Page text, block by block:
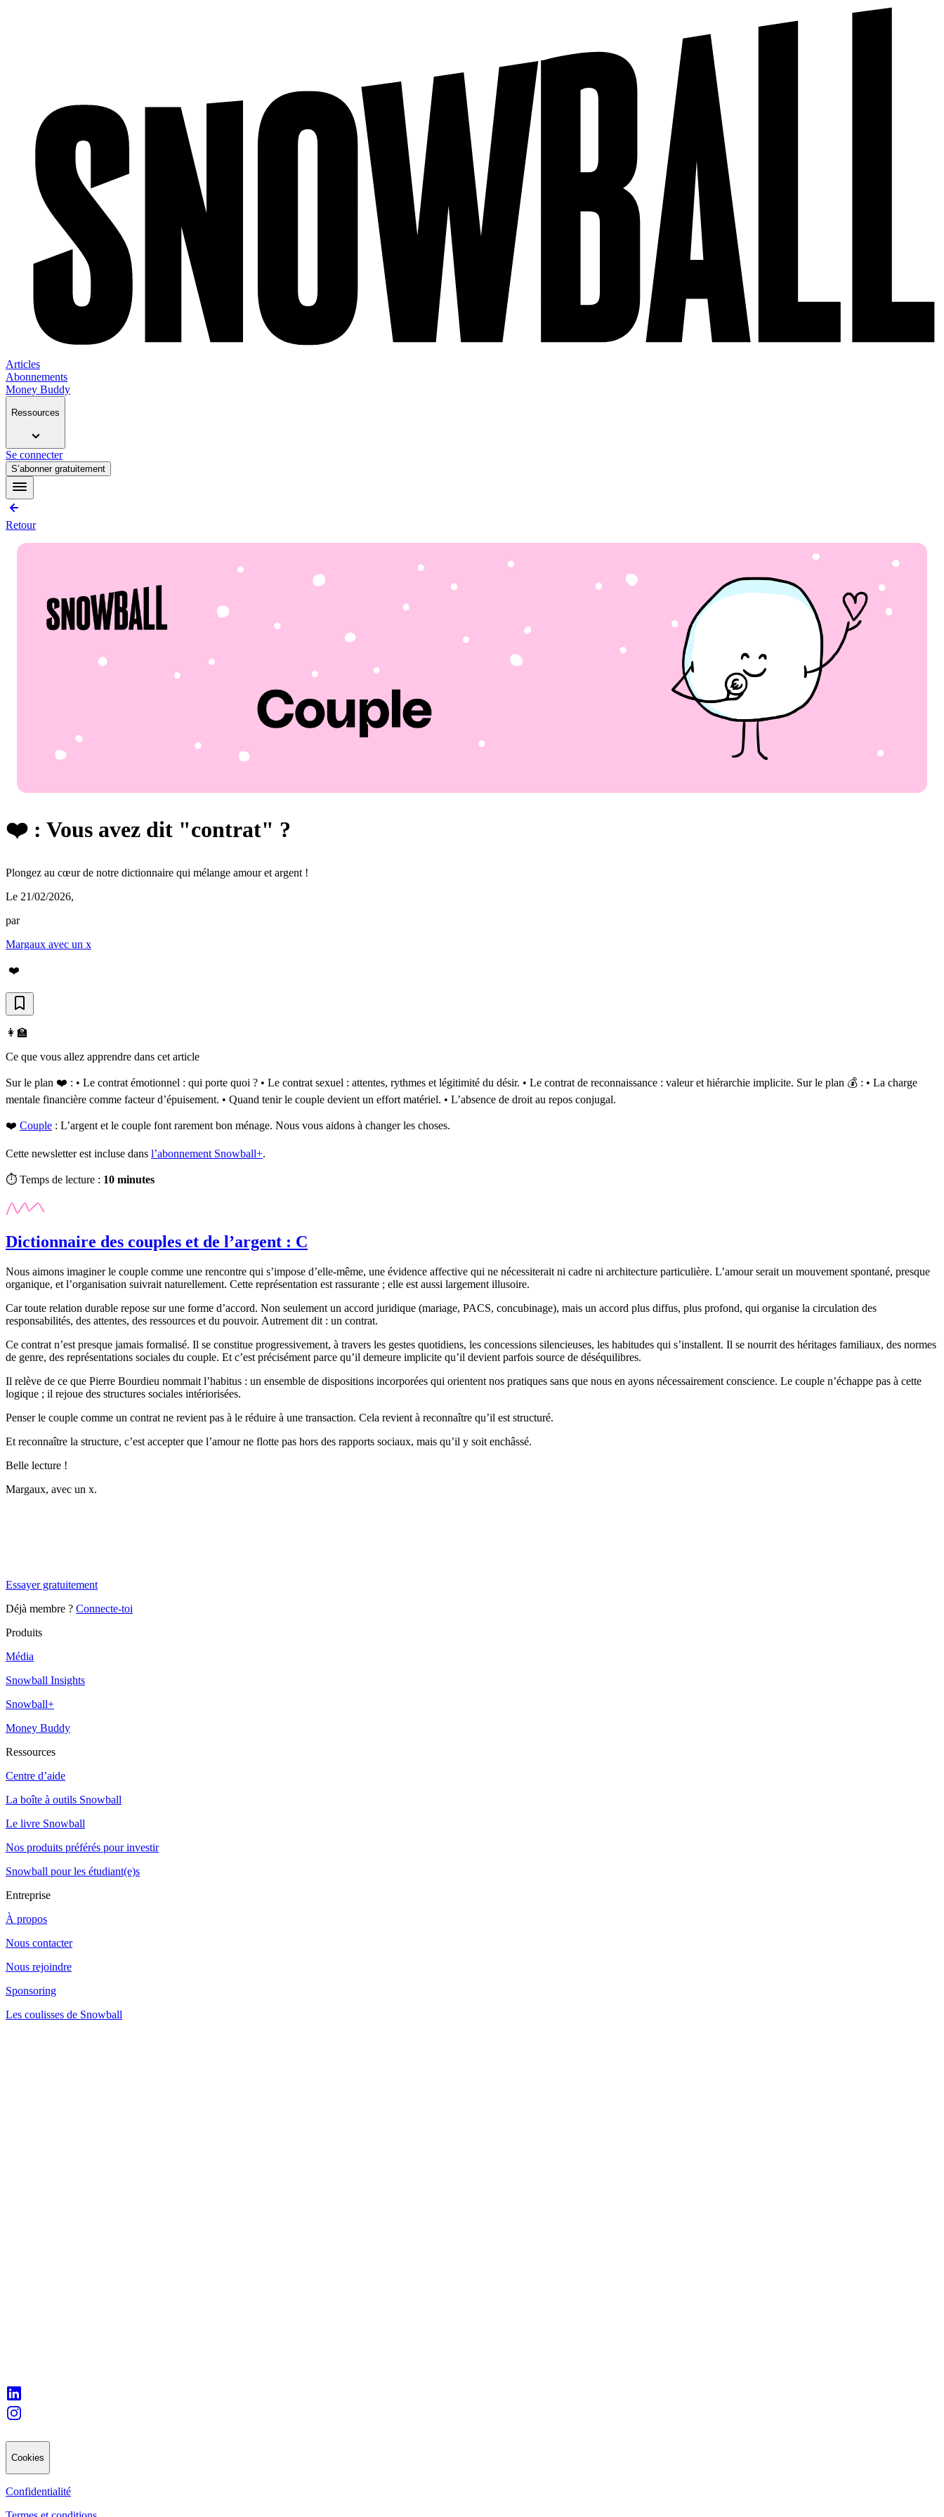
Articles
Abonnements
Money Buddy
Ressources
Se connecter
S’abonner gratuitement
Retour
❤️ : Vous avez dit "contrat" ?
Plongez au cœur de notre dictionnaire qui mélange amour et argent !
Le 21/02/2026,
par
Margaux avec un x
❤️
👩‍🏫
Ce que vous allez apprendre dans cet article
Sur le plan ❤️ : • Le contrat émotionnel : qui porte quoi ? • Le contrat sexuel : attentes, rythmes et légitimité du désir. • Le contrat de reconnaissance : valeur et hiérarchie implicite. Sur le plan 💰 : • La charge
mentale financière comme facteur d’épuisement. • Quand tenir le couple devient un effort matériel. • L’absence de droit au repos conjugal.
❤️ Couple : L’argent et le couple font rarement bon ménage. Nous vous aidons à changer les choses.
Cette newsletter est incluse dans l’abonnement Snowball+.
⏱️ Temps de lecture : 10 minutes
Dictionnaire des couples et de l’argent : C
Nous aimons imaginer le couple comme une rencontre qui s’impose d’elle-même, une évidence affective qui ne nécessiterait ni cadre ni architecture particulière. L’amour serait un mouvement spontané, presque
organique, et l’organisation suivrait naturellement. Cette représentation est rassurante ; elle est aussi largement illusoire.
Car toute relation durable repose sur une forme d’accord. Non seulement un accord juridique (mariage, PACS, concubinage), mais un accord plus diffus, plus profond, qui organise la circulation des
responsabilités, des attentes, des ressources et du pouvoir. Autrement dit : un contrat.
Ce contrat n’est presque jamais formalisé. Il se constitue progressivement, à travers les gestes quotidiens, les concessions silencieuses, les habitudes qui s’installent. Il se nourrit des héritages familiaux, des normes
de genre, des représentations sociales du couple. Et c’est précisément parce qu’il demeure implicite qu’il devient parfois source de déséquilibres.
Il relève de ce que Pierre Bourdieu nommait l’habitus : un ensemble de dispositions incorporées qui orientent nos pratiques sans que nous en ayons nécessairement conscience. Le couple n’échappe pas à cette
logique ; il rejoue des structures sociales intériorisées.
Penser le couple comme un contrat ne revient pas à le réduire à une transaction. Cela revient à reconnaître qu’il est structuré.
Et reconnaître la structure, c’est accepter que l’amour ne flotte pas hors des rapports sociaux, mais qu’il y soit enchâssé.
Belle lecture !
Margaux, avec un x.
Essayer gratuitement
Déjà membre ? Connecte-toi
Produits
Média
Snowball Insights
Snowball+
Money Buddy
Ressources
Centre d’aide
La boîte à outils Snowball
Le livre Snowball
Nos produits préférés pour investir
Snowball pour les étudiant(e)s
Entreprise
À propos
Nous contacter
Nous rejoindre
Sponsoring
Les coulisses de Snowball
Cookies
Confidentialité